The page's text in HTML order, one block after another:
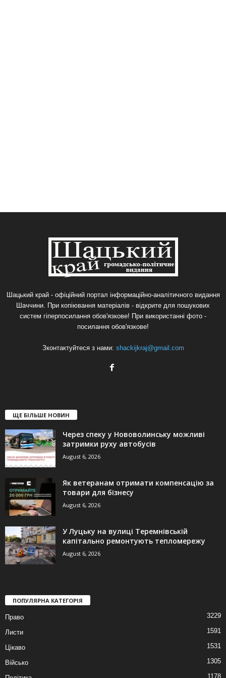
Шацький край - офіційний портал інформаційно-аналітичного видання
Шаччини. При копіювання матеріалів - відкрите для пошукових
систем гіперпосилання обов'язкове! При використанні фото -
посилання обов'язкове!
Зконтактуйтеся з нами: shackijkraj@gmail.com
ЩЕ БІЛЬШЕ НОВИН
Через спеку у Нововолинську можливі
затримки руху автобусів
August 6, 2026
Як ветеранам отримати компенсацію за
товари для бізнесу
August 6, 2026
У Луцьку на вулиці Теремнівській
капітально ремонтують тепломережу
August 6, 2026
ПОПУЛЯРНА КАТЕГОРІЯ
Право 3229
Листи 1591
Цікаво 1531
Військо 1305
1178